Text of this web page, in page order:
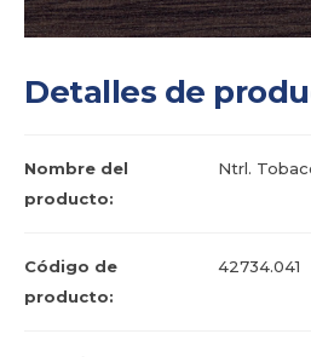
Detalles de
Nombre del
producto:
Ntrl.
Código de
producto:
42734.041